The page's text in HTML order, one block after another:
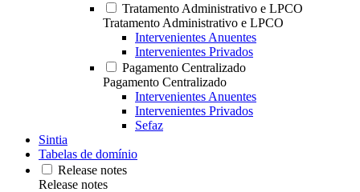
Tratamento Administrativo e LPCO
Tratamento Administrativo e LPCO
Intervenientes Anuentes
Intervenientes Privados
Pagamento Centralizado
Pagamento Centralizado
Intervenientes Anuentes
Intervenientes Privados
Sefaz
Sintia
Tabelas de domínio
Release notes
Release notes